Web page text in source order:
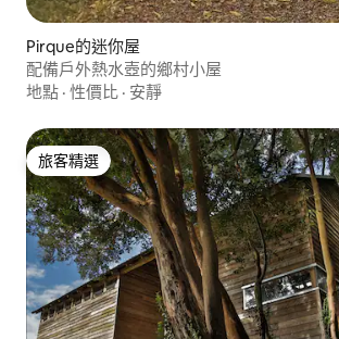
Pirque的迷你屋
配備戶外熱水壺的鄉村小屋
地點 · 性價比 · 安靜
旅客精選
旅客精選